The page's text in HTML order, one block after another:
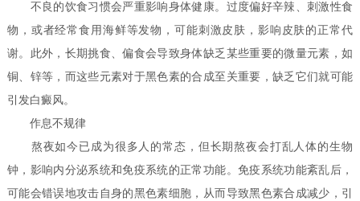
不良的饮食习惯会严重影响身体健康。过度偏好辛辣、刺激性食
物，或者经常食用海鲜等发物，可能刺激皮肤，影响皮肤的正常代
谢。此外，长期挑食、偏食会导致身体缺乏某些重要的微量元素，如
铜、锌等，而这些元素对于黑色素的合成至关重要，缺乏它们就可能
引发白癜风。
作息不规律
熬夜如今已成为很多人的常态，但长期熬夜会打乱人体的生物
钟，影响内分泌系统和免疫系统的正常功能。免疫系统功能紊乱后，
可能会错误地攻击自身的黑色素细胞，从而导致黑色素合成减少，引